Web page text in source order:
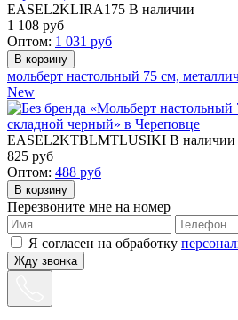
EASEL2KLIRA175 В наличии
1 108 руб
Оптом: 1 031 руб
мольберт настольный 75 см,
New
EASEL2KTBLMTLUSIKI В наличии
825 руб
Оптом: 488 руб
Перезвоните мне на номер
Я согласен на обработку
Жду звонка